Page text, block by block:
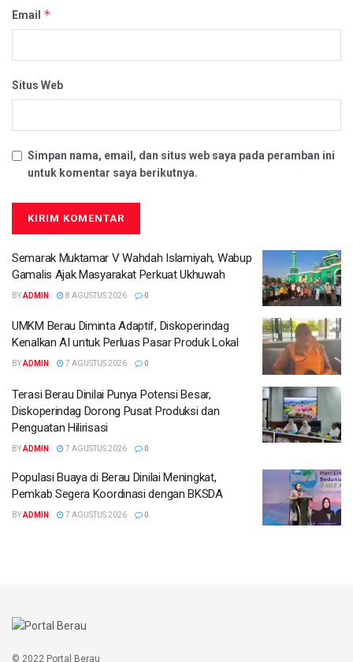
Email *
Situs Web
Simpan nama, email, dan situs web saya pada peramban ini
untuk komentar saya berikutnya.
Semarak Muktamar V Wahdah Islamiyah, Wabup
Gamalis Ajak Masyarakat Perkuat Ukhuwah
BYADMIN 8 AGUSTUS 2026 0
UMKM Berau Diminta Adaptif, Diskoperindag
Kenalkan AI untuk Perluas Pasar Produk Lokal
BYADMIN 7 AGUSTUS 2026 0
Terasi Berau Dinilai Punya Potensi Besar,
Diskoperindag Dorong Pusat Produksi dan
Penguatan Hilirisasi
BYADMIN 7 AGUSTUS 2026 0
Populasi Buaya di Berau Dinilai Meningkat,
Pemkab Segera Koordinasi dengan BKSDA
BYADMIN 7 AGUSTUS 2026 0
© 2022 Portal Berau